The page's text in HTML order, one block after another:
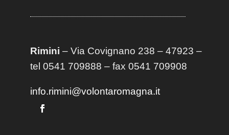
Rimini – Via Covignano 238 – 47923 –
tel 0541 709888 – fax 0541 709908
info.rimini@volontaromagna.it